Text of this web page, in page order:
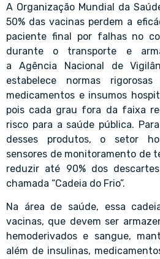
A Organização Mundial da
50% das vacinas perdem a
paciente final por falhas no
durante o transporte e
a Agência Nacional de
estabelece normas
medicamentos e insumos
pois cada grau fora da faixa
risco para a saúde pública.
desses produtos, o setor
sensores de monitoramento de
reduzir até 90% dos
chamada “Cadeia do Frio”.
Na área de saúde, essa
vacinas, que devem ser
hemoderivados e sangue,
além de insulinas,